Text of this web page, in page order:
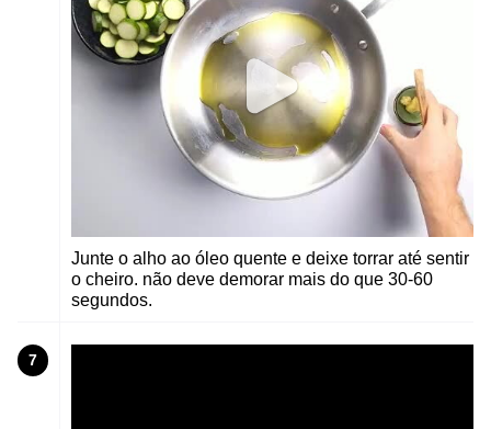
Junte o alho ao óleo quente e deixe torrar até sentir
o cheiro. não deve demorar mais do que 30-60
segundos.
7